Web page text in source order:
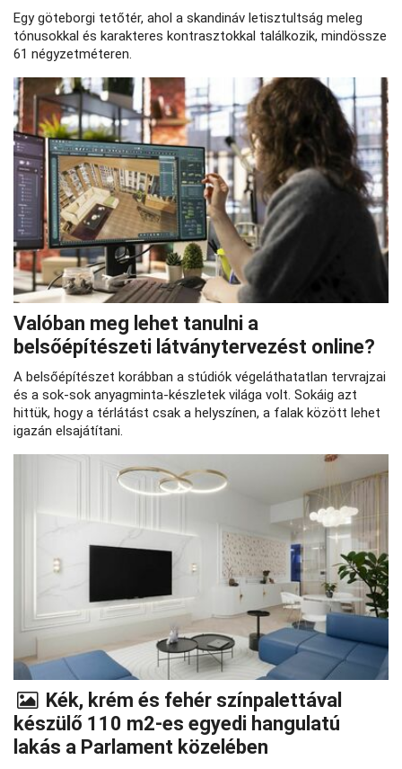
Egy göteborgi tetőtér, ahol a skandináv letisztultság meleg
tónusokkal és karakteres kontrasztokkal találkozik, mindössze
61 négyzetméteren.
Valóban meg lehet tanulni a
belsőépítészeti látványtervezést online?
A belsőépítészet korábban a stúdiók végeláthatatlan tervrajzai
és a sok-sok anyagminta-készletek világa volt. Sokáig azt
hittük, hogy a térlátást csak a helyszínen, a falak között lehet
igazán elsajátítani.
Kék, krém és fehér színpalettával
készülő 110 m2-es egyedi hangulatú
lakás a Parlament közelében